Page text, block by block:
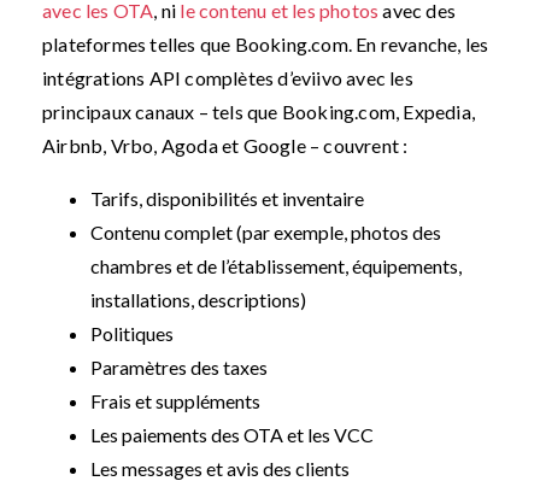
avec les OTA, ni le contenu et les photos avec des
plateformes telles que Booking.com. En revanche, les
intégrations API complètes d’eviivo avec les
principaux canaux – tels que Booking.com, Expedia,
Airbnb, Vrbo, Agoda et Google – couvrent :
Tarifs, disponibilités et inventaire
Contenu complet (par exemple, photos des
chambres et de l’établissement, équipements,
installations, descriptions)
Politiques
Paramètres des taxes
Frais et suppléments
Les paiements des OTA et les VCC
Les messages et avis des clients